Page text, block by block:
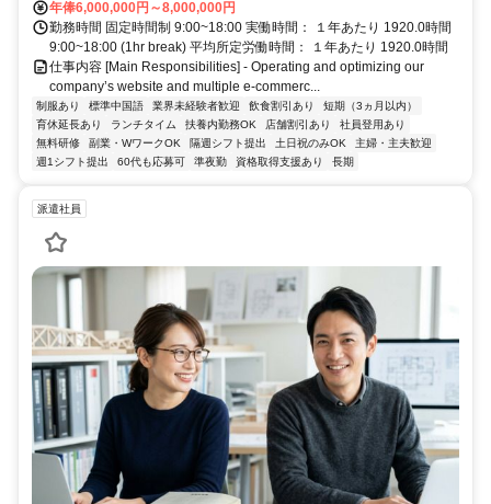
年俸6,000,000円～8,000,000円
勤務時間 固定時間制 9:00~18:00 実働時間： １年あたり 1920.0時間
9:00~18:00 (1hr break) 平均所定労働時間： １年あたり 1920.0時間
仕事内容 [Main Responsibilities] - Operating and optimizing our
company’s website and multiple e-commerc...
制服あり 標準中国語 業界未経験者歓迎 飲食割引あり
短期（3ヵ月以内）
育休延長あり
ランチタイム 扶養内勤務OK 店舗割引あり
社員登用あり
無料研修
副業・WワークOK 隔週シフト提出 土日祝のみOK
主婦・主夫歓迎
週1シフト提出
60代も応募可 準夜勤 資格取得支援あり 長期
派遣社員